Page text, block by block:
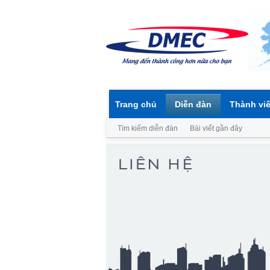
Trang chủ Diễn đàn
Tìm kiếm diễn đàn Bài viết gần đây
Thành